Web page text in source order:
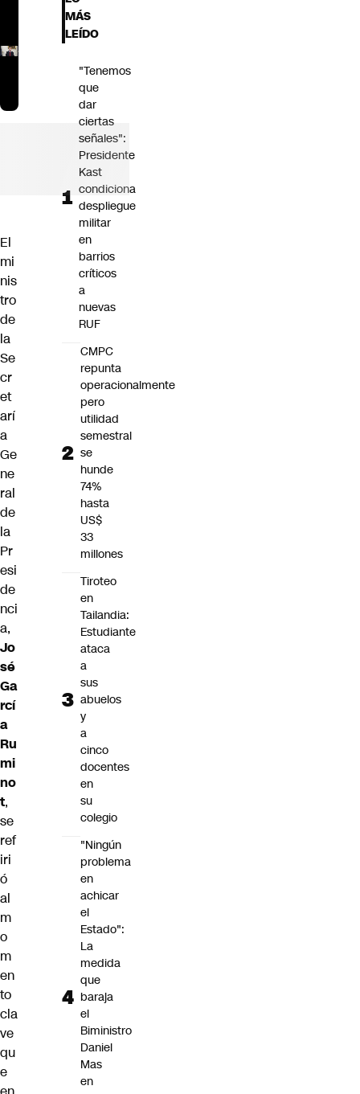
El
mi
nis
tro
de
la
Se
cr
et
arí
a
Ge
ne
ral
de
la
Pr
esi
de
nci
a,
Jo
sé
Ga
rcí
a
Ru
mi
no
t,
se
ref
iri
ó
al
m
o
m
en
to
cla
ve
qu
e
MÁS
LEÍDO
"Tenemos
que
dar
ciertas
señales":
Presidente
Kast
condiciona
despliegue
militar
en
barrios
críticos
a
nuevas
RUF
CMPC
repunta
operacionalmente
pero
utilidad
semestral
se
hunde
74%
hasta
US$
33
millones
Tiroteo
en
Tailandia:
Estudiante
ataca
a
sus
abuelos
y
a
cinco
docentes
en
su
colegio
"Ningún
problema
en
achicar
el
Estado":
La
medida
que
baraja
el
Biministro
Daniel
Mas
en